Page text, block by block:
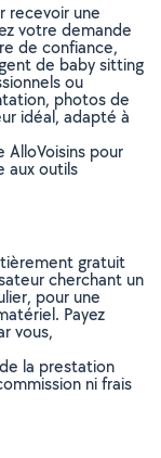
recevoir une
votre demande
de confiance,
de baby sitting
ou
photos de
idéal, adapté à
AlloVoisins pour
aux outils
gratuit
cherchant un
pour une
Payez
vous,
la prestation
ni frais